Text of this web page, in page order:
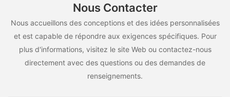
Nous Contacter
Nous accueillons des conceptions et des idées personnalisées
et est capable de répondre aux exigences spécifiques. Pour
plus d'informations, visitez le site Web ou contactez-nous
directement avec des questions ou des demandes de
renseignements.